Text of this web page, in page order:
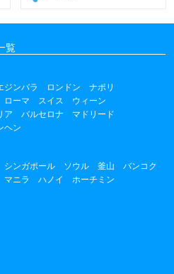
覧
ジンバラ ロンドン
ナポリ
ローマ スイス
ウィーン
ア バルセロナ
マドリード
ヘン
シンガポール ソウル 釜山
バンコク
マニラ ハノイ
ホーチミン